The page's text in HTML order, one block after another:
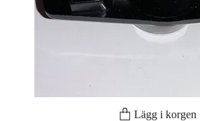
Lägg i korgen